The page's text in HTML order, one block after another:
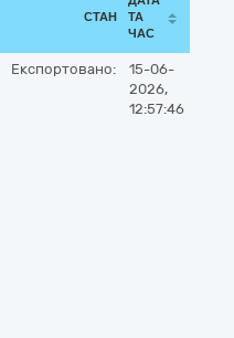
СТАН
ТА
ЧАС
Експортовано:
15-06-
2026,
12:57:46